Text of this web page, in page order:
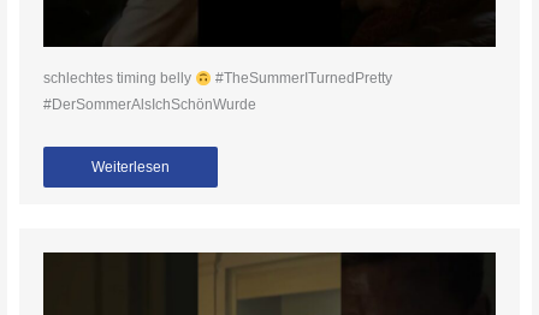
schlechtes timing belly
#TheSummerITurnedPretty
#DerSommerAlsIchSchönWurde
Weiterlesen